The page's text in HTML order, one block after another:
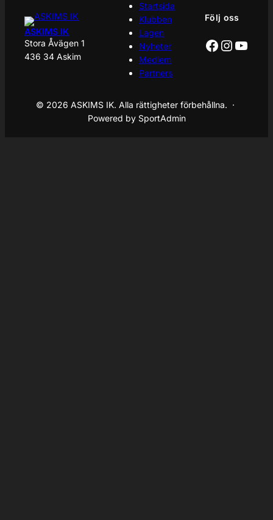
ASKIMS IK
Stora Åvägen 1
436 34 Askim
Startsida
Klubben
Lagen
Nyheter
Medlem
Partners
Följ oss
Facebook
© 2026 ASKIMS IK. Alla rättigheter förbehållna. ·
Powered by SportAdmin